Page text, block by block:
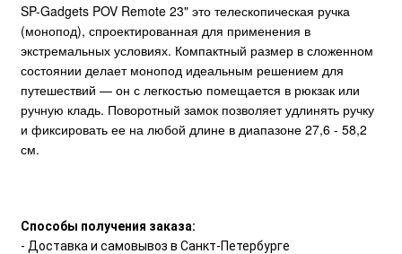
SP-Gadgets POV Remote 23" это телескопическая ручка
(монопод), спроектированная для применения в
экстремальных условиях. Компактный размер в сложенном
состоянии делает монопод идеальным решением для
путешествий — он с легкостью помещается в рюкзак или
ручную кладь. Поворотный замок позволяет удлинять ручку
и фиксировать ее на любой длине в диапазоне 27,6 - 58,2
см.
Способы получения заказа:
- Доставка и самовывоз в Санкт-Петербурге